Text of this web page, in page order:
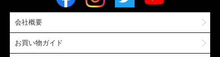
会社概要
お買い物ガイド